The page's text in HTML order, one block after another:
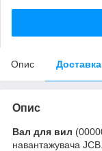
Опис Доставка
Опис
Вал для вил
навантажувача JCB.